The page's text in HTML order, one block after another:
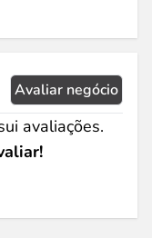
Avaliar negócio
avaliações.